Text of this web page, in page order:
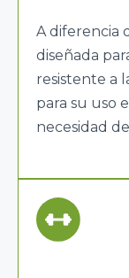
A diferencia
diseñada
resistente a
para su uso
necesidad